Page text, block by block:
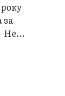
за
Не…